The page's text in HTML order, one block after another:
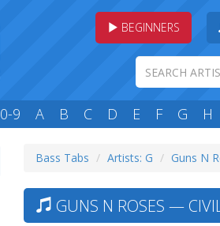
BEGINNERS
0-9 A B C D E F G H
Bass Tabs Artists: G Guns N
GUNS N ROSES —